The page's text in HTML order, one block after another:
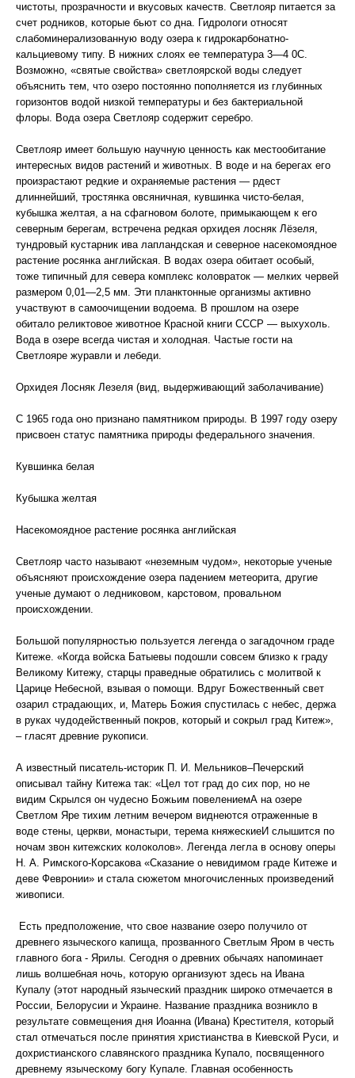
чистоты, прозрачности и вкусовых качеств. Светлояр питается за
счет родников, которые бьют со дна. Гидрологи относят
слабоминерализованную воду озера к гидрокарбонатно-
кальциевому типу. В нижних слоях ее температура 3—4 0С.
Возможно, «святые свойства» светлоярской воды следует
объяснить тем, что озеро постоянно пополняется из глубинных
горизонтов водой низкой температуры и без бактериальной
флоры. Вода озера Светлояр содержит серебро.
Светлояр имеет большую научную ценность как местообитание
интересных видов растений и животных. В воде и на берегах его
произрастают редкие и охраняемые растения — рдест
длиннейший, тростянка овсяничная, кувшинка чисто-белая,
кубышка желтая, а на сфагновом болоте, примыкающем к его
северным берегам, встречена редкая орхидея лосняк Лёзеля,
тундровый кустарник ива лапландская и северное насекомоядное
растение росянка английская. В водах озера обитает особый,
тоже типичный для севера комплекс коловраток — мелких червей
размером 0,01—2,5 мм. Эти планктонные организмы активно
участвуют в самоочищении водоема. В прошлом на озере
обитало реликтовое животное Красной книги СССР — выхухоль.
Вода в озере всегда чистая и холодная. Частые гости на
Светлояре журавли и лебеди.
Орхидея Лосняк Лезеля (вид, выдерживающий заболачивание)
С 1965 года оно признано памятником природы. В 1997 году озеру
присвоен статус памятника природы федерального значения.
Кувшинка белая
Кубышка желтая
Насекомоядное растение росянка английская
Светлояр часто называют «неземным чудом», некоторые ученые
объясняют происхождение озера падением метеорита, другие
ученые думают о ледниковом, карстовом, провальном
происхождении.
Большой популярностью пользуется легенда о загадочном граде
Китеже. «Когда войска Батыевы подошли совсем близко к граду
Великому Китежу, старцы праведные обратились с молитвой к
Царице Небесной, взывая о помощи. Вдруг Божественный свет
озарил страдающих, и, Матерь Божия спустилась с небес, держа
в руках чудодейственный покров, который и сокрыл град Китеж»,
– гласят древние рукописи.
А известный писатель-историк П. И. Мельников–Печерский
описывал тайну Китежа так: «Цел тот град до сих пор, но не
видим Скрылся он чудесно Божьим повелениемА на озере
Светлом Яре тихим летним вечером виднеются отраженные в
воде стены, церкви, монастыри, терема княжескиеИ слышится по
ночам звон китежских колоколов». Легенда легла в основу оперы
Н. А. Римского-Корсакова «Сказание о невидимом граде Китеже и
деве Февронии» и стала сюжетом многочисленных произведений
живописи.
Есть предположение, что свое название озеро получило от
древнего языческого капища, прозванного Светлым Яром в честь
главного бога - Ярилы. Сегодня о древних обычаях напоминает
лишь волшебная ночь, которую организуют здесь на Ивана
Купалу (этот народный языческий праздник широко отмечается в
России, Белорусии и Украине. Название праздника возникло в
результате совмещения дня Иоанна (Ивана) Крестителя, который
стал отмечаться после принятия христианства в Киевской Руси, и
дохристианского славянского праздника Купало, посвященного
древнему языческому богу Купале. Главная особенность